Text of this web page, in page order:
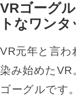
VRゴーグ
トなワン
VR元年と言わ
染み始めた
ゴーグルです